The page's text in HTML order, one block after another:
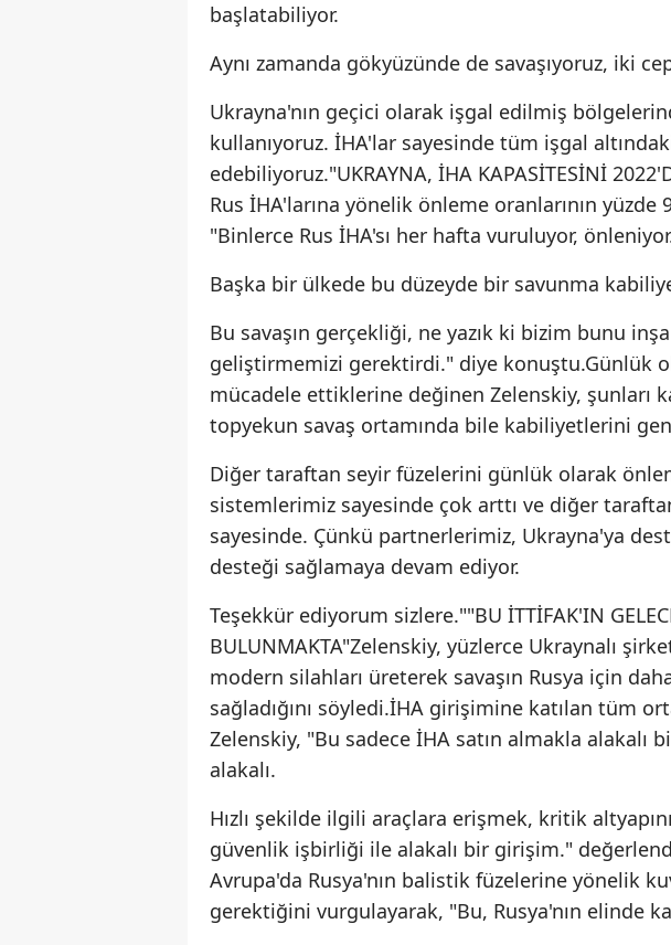
başlatabiliyor.
Aynı zamanda gökyüzünde de savaşıyoruz, iki
Ukrayna'nın geçici olarak işgal edilmiş
kullanıyoruz. İHA'lar sayesinde tüm işgal
edebiliyoruz."UKRAYNA, İHA KAPASİTESİNİ
Rus İHA'larına yönelik önleme oranlarının yüzde
"Binlerce Rus İHA'sı her hafta vuruluyor,
Başka bir ülkede bu düzeyde bir savunma
Bu savaşın gerçekliği, ne yazık ki bizim bunu
geliştirmemizi gerektirdi." diye konuştu.Günlük
mücadele ettiklerine değinen Zelenskiy, şunları
topyekun savaş ortamında bile kabiliyetlerini
Diğer taraftan seyir füzelerini günlük olarak
sistemlerimiz sayesinde çok arttı ve diğer
sayesinde. Çünkü partnerlerimiz, Ukrayna'ya
desteği sağlamaya devam ediyor.
Teşekkür ediyorum sizlere.""BU İTTİFAK'IN
BULUNMAKTA"Zelenskiy, yüzlerce Ukraynalı
modern silahları üreterek savaşın Rusya için
sağladığını söyledi.İHA girişimine katılan tüm
Zelenskiy, "Bu sadece İHA satın almakla
alakalı.
Hızlı şekilde ilgili araçlara erişmek, kritik
güvenlik işbirliği ile alakalı bir girişim."
Avrupa'da Rusya'nın balistik füzelerine yönelik
gerektiğini vurgulayarak, "Bu, Rusya'nın elinde